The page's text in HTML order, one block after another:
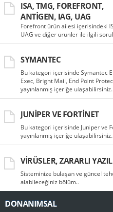
ISA, TMG, FOREFRONT,
ANTIGEN, IAG, UAG
Forefront ürün ailesi içerisindeki
UAG ve diğer ürünler ile ilgili
SYMANTEC
Bu kategori içerisinde Symantec
Exec, Bright Mail, End Point
yayınlanmış içeriğe ulaşabilirsiniz.
JUNIPER VE FORTINET
Bu kategori içerisinde Juniper ve
yayınlanmış içeriğe ulaşabilirsiniz.
VIRÜSLER, ZARARLI
Sisteminize bulaşan ve güncel
alabileceğiniz bölüm..
DONANIMSAL